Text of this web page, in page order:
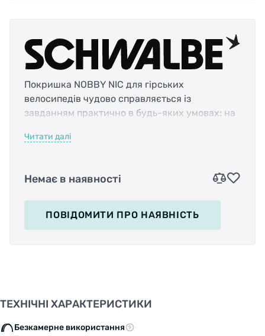
Покришка NOBBY NIC для гірських
велосипедів чудово справляється із
завданням практично в будь-яких умовах: на
просто на складних ґрунтових дорогах.
компаунд Addix та дизайн протектора.
Центральні блоки розташовані таким чином,
щоб забезпечити гарне кочення, а бічні
виступи відповідають за чіпкість та контроль
на електровелосипед зі швидкісним режимом
до 50 км/год. Якісні матеріали та
універсальний протектор дозволяють
Читати далі
Немає в наявності
ПОВІДОМИТИ ПРО НАЯВНІСТЬ
ТЕХНІЧНІ ХАРАКТЕРИСТИКИ
Безкамерне використання